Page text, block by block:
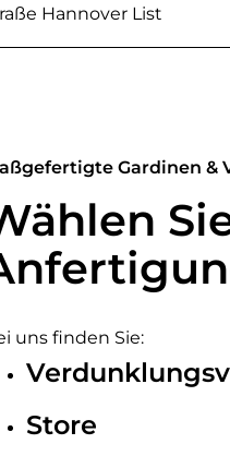
Gardinen &
uns finden Sie:
Store